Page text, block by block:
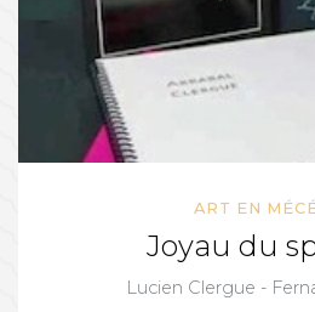
ART EN
Joyau du
Lucien Clergue -